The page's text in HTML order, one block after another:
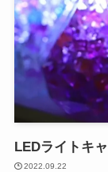
LEDライトキ
2022.09.22